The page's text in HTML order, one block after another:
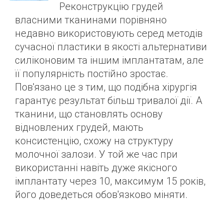
Реконструкцію грудей
власними тканинами порівняно
недавно використовують серед методів
сучасної пластики в якості альтернативи
силіконовим та іншим імплантатам, але
її популярність постійно зростає.
Пов'язано це з тим, що подібна хірургія
гарантує результат більш тривалої дії. А
тканини, що становлять основу
відновлених грудей, мають
консистенцію, схожу на структуру
молочної залози. У той же час при
використанні навіть дуже якісного
імплантату через 10, максимум 15 років,
його доведеться обов'язково міняти.